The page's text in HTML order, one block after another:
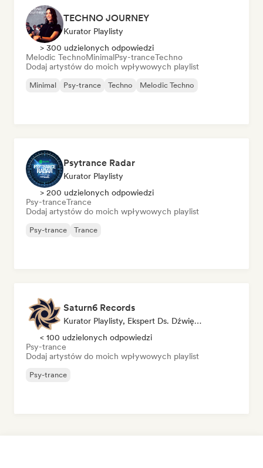
TECHNO JOURNEY
Kurator Playlisty
> 300 udzielonych odpowiedzi
Melodic TechnoMinimalPsy-tranceTechno
Dodaj artystów do moich wpływowych playlist
Minimal Psy-trance Techno Melodic Techno
Psytrance Radar
Kurator Playlisty
> 200 udzielonych odpowiedzi
Psy-tranceTrance
Dodaj artystów do moich wpływowych playlist
Psy-trance Trance
Saturn6 Records
Kurator Playlisty, Ekspert Ds. Dźwięku
< 100 udzielonych odpowiedzi
Psy-trance
Dodaj artystów do moich wpływowych playlist
Psy-trance